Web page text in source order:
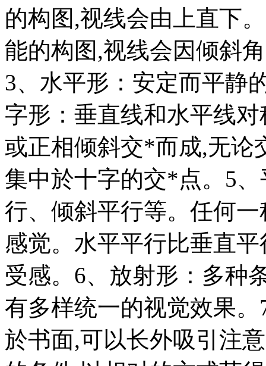
的构图,视线会由上直下
能的构图,视线会因倾斜
3、水平形：安定而平静
字形：垂直线和水平线
或正相倾斜交*而成,无论
集中於十字的交*点。5
行、倾斜平行等。任何
感觉。水平平行比垂直
受感。6、放射形：多种
有多样统一的视觉效果
於书面,可以长外吸引注